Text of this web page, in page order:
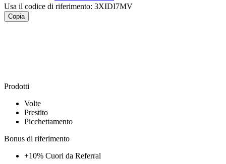
Usa il codice di riferimento: 3XIDI7MV
Copia
Prodotti
Volte
Prestito
Picchettamento
Bonus di riferimento
+10% Cuori da Referral